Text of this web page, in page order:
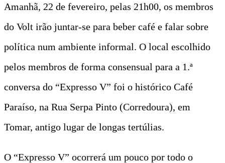
Amanhã, 22 de fevereiro, pelas 21h00, os membros
do Volt irão juntar-se para beber café e falar sobre
política num ambiente informal. O local escolhido
pelos membros de forma consensual para a 1.ª
conversa do “Expresso V” foi o histórico Café
Paraíso, na Rua Serpa Pinto (Corredoura), em
Tomar, antigo lugar de longas tertúlias.
O “Expresso V” ocorrerá um pouco por todo o